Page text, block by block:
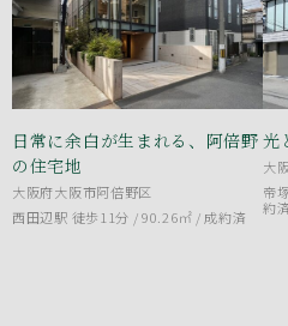
日常に余白が生まれる、阿倍野
の住宅地
大阪府大阪市阿倍野区
西田辺駅 徒歩11分 / 90.26㎡ / 成約済
光
大
帝
約済